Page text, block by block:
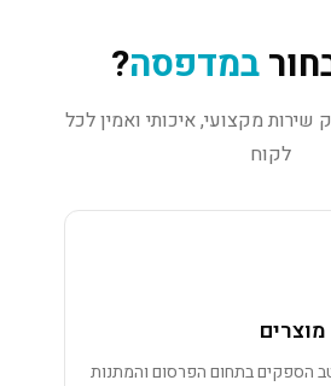
במדפסה?
שירות מקצועי, איכותי ואמין לכל
לקוח
הספקים בתחום הפרסום והמתנות